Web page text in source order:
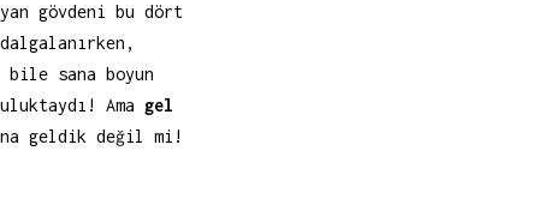
gövdeni bu dört
sana boyun
Ama gel
geldik değil mi!